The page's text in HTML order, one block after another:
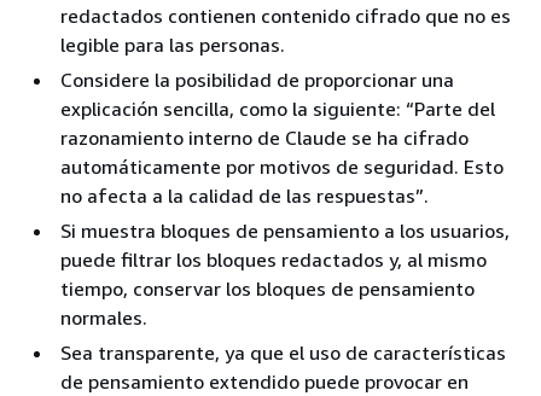
redactados contienen contenido cifrado que no es
legible para las personas.
Considere la posibilidad de proporcionar una
explicación sencilla, como la siguiente: “Parte del
razonamiento interno de Claude se ha cifrado
automáticamente por motivos de seguridad. Esto
no afecta a la calidad de las respuestas”.
Si muestra bloques de pensamiento a los usuarios,
puede filtrar los bloques redactados y, al mismo
tiempo, conservar los bloques de pensamiento
normales.
Sea transparente, ya que el uso de características
de pensamiento extendido puede provocar en